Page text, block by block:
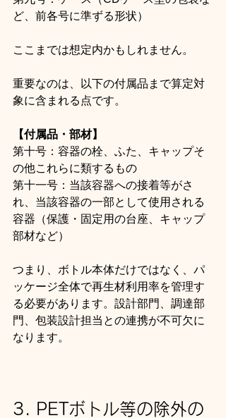
ど、前各号に準ずる形状）
ここまでは想定内かもしれません。
重要なのは、以下の付属品まで算定対
象に含まれる点です。
【付属品・部材】
第十号：容器の栓、ふた、キャップそ
の他これらに類するもの
第十一号：当該容器への接着等がさ
れ、当該容器の一部として使用される
容器（保護・固定用の台座、キャップ
部材など）
つまり、ボトル本体だけではなく、パ
ッケージ全体で再生材利用率を管理す
る必要があります。設計部門、調達部
門、包装設計担当との連携が不可欠に
なります。
3. PETボトル等の除外の